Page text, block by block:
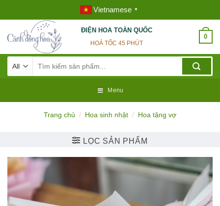
to
content
Vietnamese ▼
ĐIỆN HOA TOÀN QUỐC
HOẢ TỐC 45 PHÚT
0
kiếm:
Menu
Trang chủ / Hoa sinh nhật / Hoa tặng vợ
LỌC SẢN PHẨM